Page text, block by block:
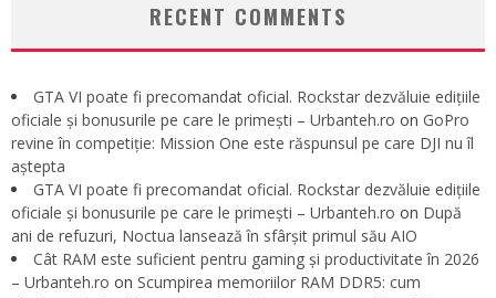
RECENT COMMENTS
GTA VI poate fi precomandat oficial. Rockstar dezvăluie edițiile
oficiale și bonusurile pe care le primești – Urbanteh.ro on GoPro
revine în competiție: Mission One este răspunsul pe care DJI nu îl
aștepta
GTA VI poate fi precomandat oficial. Rockstar dezvăluie edițiile
oficiale și bonusurile pe care le primești – Urbanteh.ro on După
ani de refuzuri, Noctua lansează în sfârșit primul său AIO
Cât RAM este suficient pentru gaming și productivitate în 2026
– Urbanteh.ro on Scumpirea memoriilor RAM DDR5: cum